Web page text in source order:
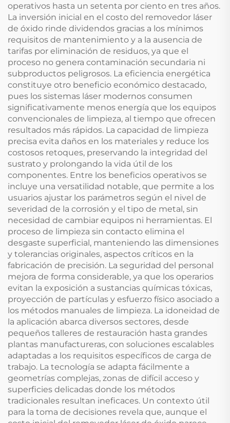
operativos hasta un setenta por ciento en tres años.
La inversión inicial en el costo del removedor láser
de óxido rinde dividendos gracias a los mínimos
requisitos de mantenimiento y a la ausencia de
tarifas por eliminación de residuos, ya que el
proceso no genera contaminación secundaria ni
subproductos peligrosos. La eficiencia energética
constituye otro beneficio económico destacado,
pues los sistemas láser modernos consumen
significativamente menos energía que los equipos
convencionales de limpieza, al tiempo que ofrecen
resultados más rápidos. La capacidad de limpieza
precisa evita daños en los materiales y reduce los
costosos retoques, preservando la integridad del
sustrato y prolongando la vida útil de los
componentes. Entre los beneficios operativos se
incluye una versatilidad notable, que permite a los
usuarios ajustar los parámetros según el nivel de
severidad de la corrosión y el tipo de metal, sin
necesidad de cambiar equipos ni herramientas. El
proceso de limpieza sin contacto elimina el
desgaste superficial, manteniendo las dimensiones
y tolerancias originales, aspectos críticos en la
fabricación de precisión. La seguridad del personal
mejora de forma considerable, ya que los operarios
evitan la exposición a sustancias químicas tóxicas,
proyección de partículas y esfuerzo físico asociado a
los métodos manuales de limpieza. La idoneidad de
la aplicación abarca diversos sectores, desde
pequeños talleres de restauración hasta grandes
plantas manufactureras, con soluciones escalables
adaptadas a los requisitos específicos de carga de
trabajo. La tecnología se adapta fácilmente a
geometrías complejas, zonas de difícil acceso y
superficies delicadas donde los métodos
tradicionales resultan ineficaces. Un contexto útil
para la toma de decisiones revela que, aunque el